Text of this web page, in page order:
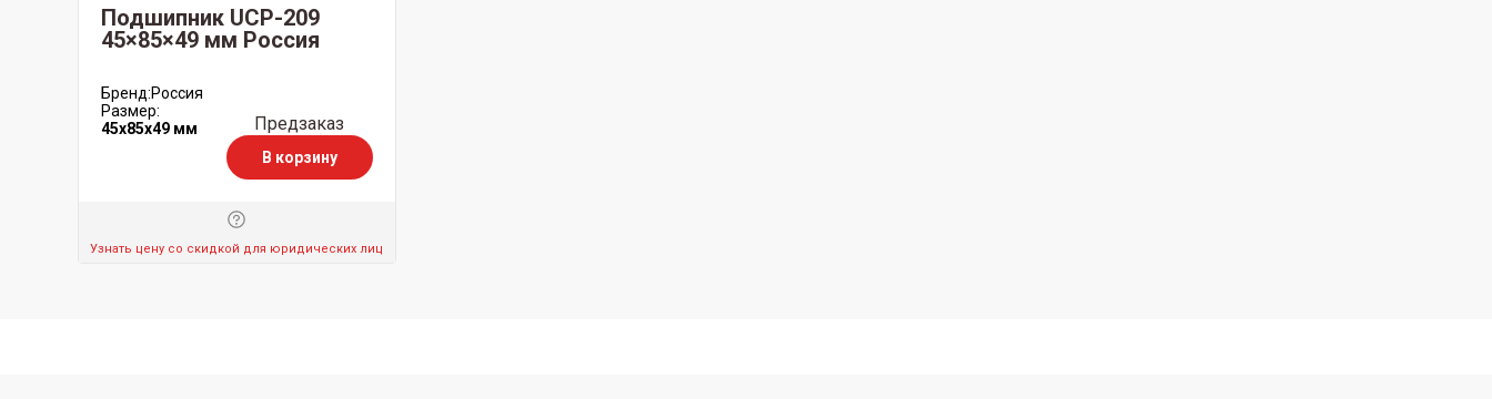
Подшипник UCP-209
45×85×49 мм Россия
Бренд:Россия
Размер:
45x85x49 мм
Предзаказ
В корзину
Узнать цену со скидкой для юридических лиц